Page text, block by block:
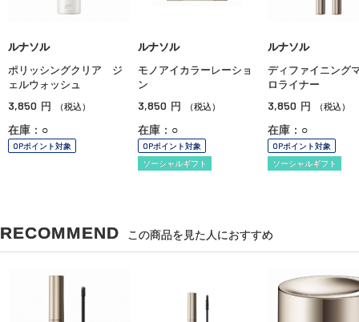
ルナソル
ポリッシングクリア ジ
ェルウォッシュ
3,850 円 （税込）
在庫：○
OPポイント対象
ルナソル
モノアイカラーレーショ
ン
3,850 円 （税込）
在庫：○
OPポイント対象
ソーシャルギフト
ルナソル
ディファイニング
ロライナー
3,850 円 （税込）
在庫：○
OPポイント対象
ソーシャルギフト
RECOMMEND この商品を見た人におすすめ